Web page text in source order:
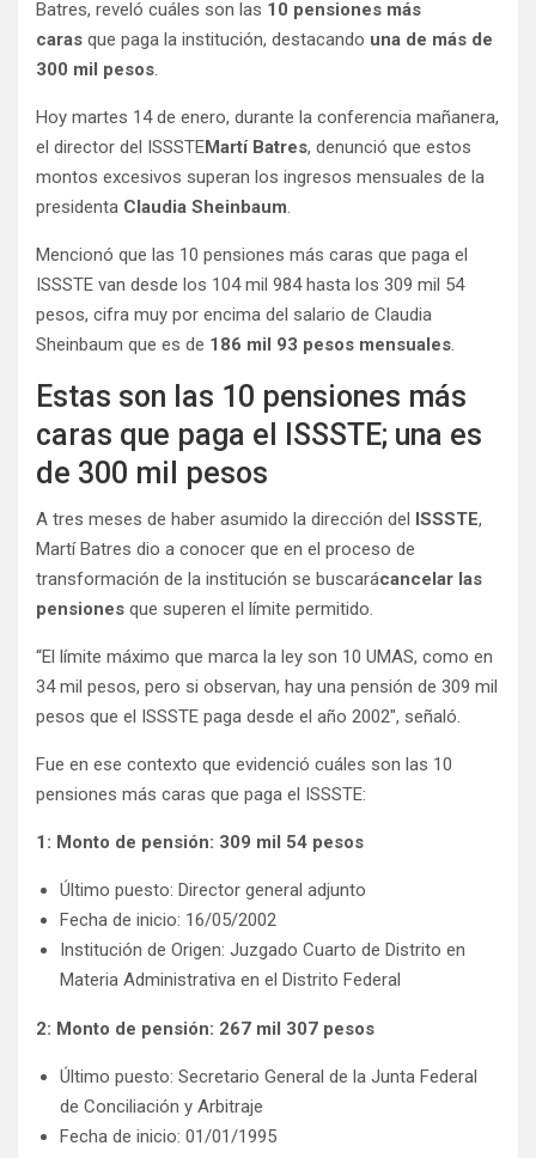
Batres, reveló cuáles son las 10 pensiones más
caras que paga la institución, destacando una de más de
300 mil pesos.
Hoy martes 14 de enero, durante la conferencia mañanera,
el director del ISSSTEMartí Batres, denunció que estos
montos excesivos superan los ingresos mensuales de la
presidenta Claudia Sheinbaum.
Mencionó que las 10 pensiones más caras que paga el
ISSSTE van desde los 104 mil 984 hasta los 309 mil 54
pesos, cifra muy por encima del salario de Claudia
Sheinbaum que es de 186 mil 93 pesos mensuales.
Estas son las 10 pensiones más
caras que paga el ISSSTE; una es
de 300 mil pesos
A tres meses de haber asumido la dirección del ISSSTE,
Martí Batres dio a conocer que en el proceso de
transformación de la institución se buscarácancelar las
pensiones que superen el límite permitido.
“El límite máximo que marca la ley son 10 UMAS, como en
34 mil pesos, pero si observan, hay una pensión de 309 mil
pesos que el ISSSTE paga desde el año 2002″, señaló.
Fue en ese contexto que evidenció cuáles son las 10
pensiones más caras que paga el ISSSTE:
1: Monto de pensión: 309 mil 54 pesos
Último puesto: Director general adjunto
Fecha de inicio: 16/05/2002
Institución de Origen: Juzgado Cuarto de Distrito en
Materia Administrativa en el Distrito Federal
2: Monto de pensión: 267 mil 307 pesos
Último puesto: Secretario General de la Junta Federal
de Conciliación y Arbitraje
Fecha de inicio: 01/01/1995